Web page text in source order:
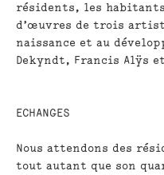
résidents, les
d’œuvres de trois
naissance et au
Dekyndt, Francis Alÿs
ECHANGES
Nous attendons des
tout autant que son